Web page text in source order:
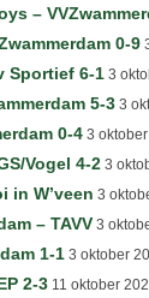
–
0-9
Sportief 6-1 3
5-3 3
0-4 3
Vogel 4-2 3
in W’veen 3
– TAVV 3
1-1 3 oktober
2-3 11 oktober